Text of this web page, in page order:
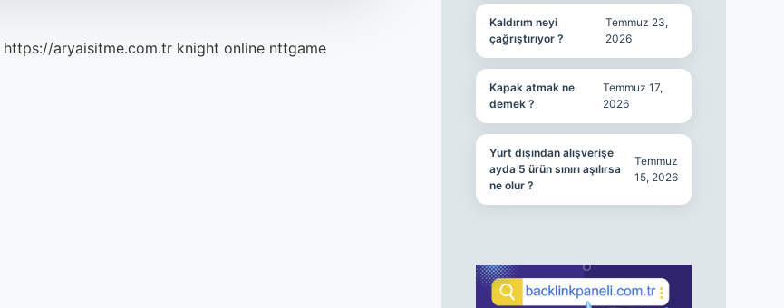
https://aryaisitme.com.tr knight online nttgame
Kaldırım neyi
çağrıştırıyor ?
Temmuz 23,
2026
Kapak atmak ne
demek ?
Temmuz 17,
2026
Yurt dışından alışverişe
ayda 5 ürün sınırı aşılırsa
ne olur ?
Temmuz
15, 2026